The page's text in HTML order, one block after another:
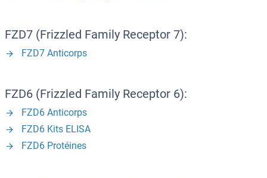
FZD7 (Frizzled Family Receptor 7):
FZD7 Anticorps
FZD6 (Frizzled Family Receptor 6):
FZD6 Anticorps
FZD6 Kits ELISA
FZD6 Protéines